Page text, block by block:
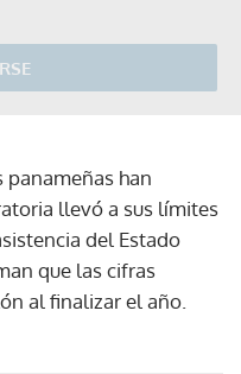
han
llevó a sus límites
del Estado
que las cifras
al finalizar el año.